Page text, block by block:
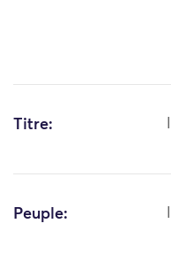
Titre:
Peuple: